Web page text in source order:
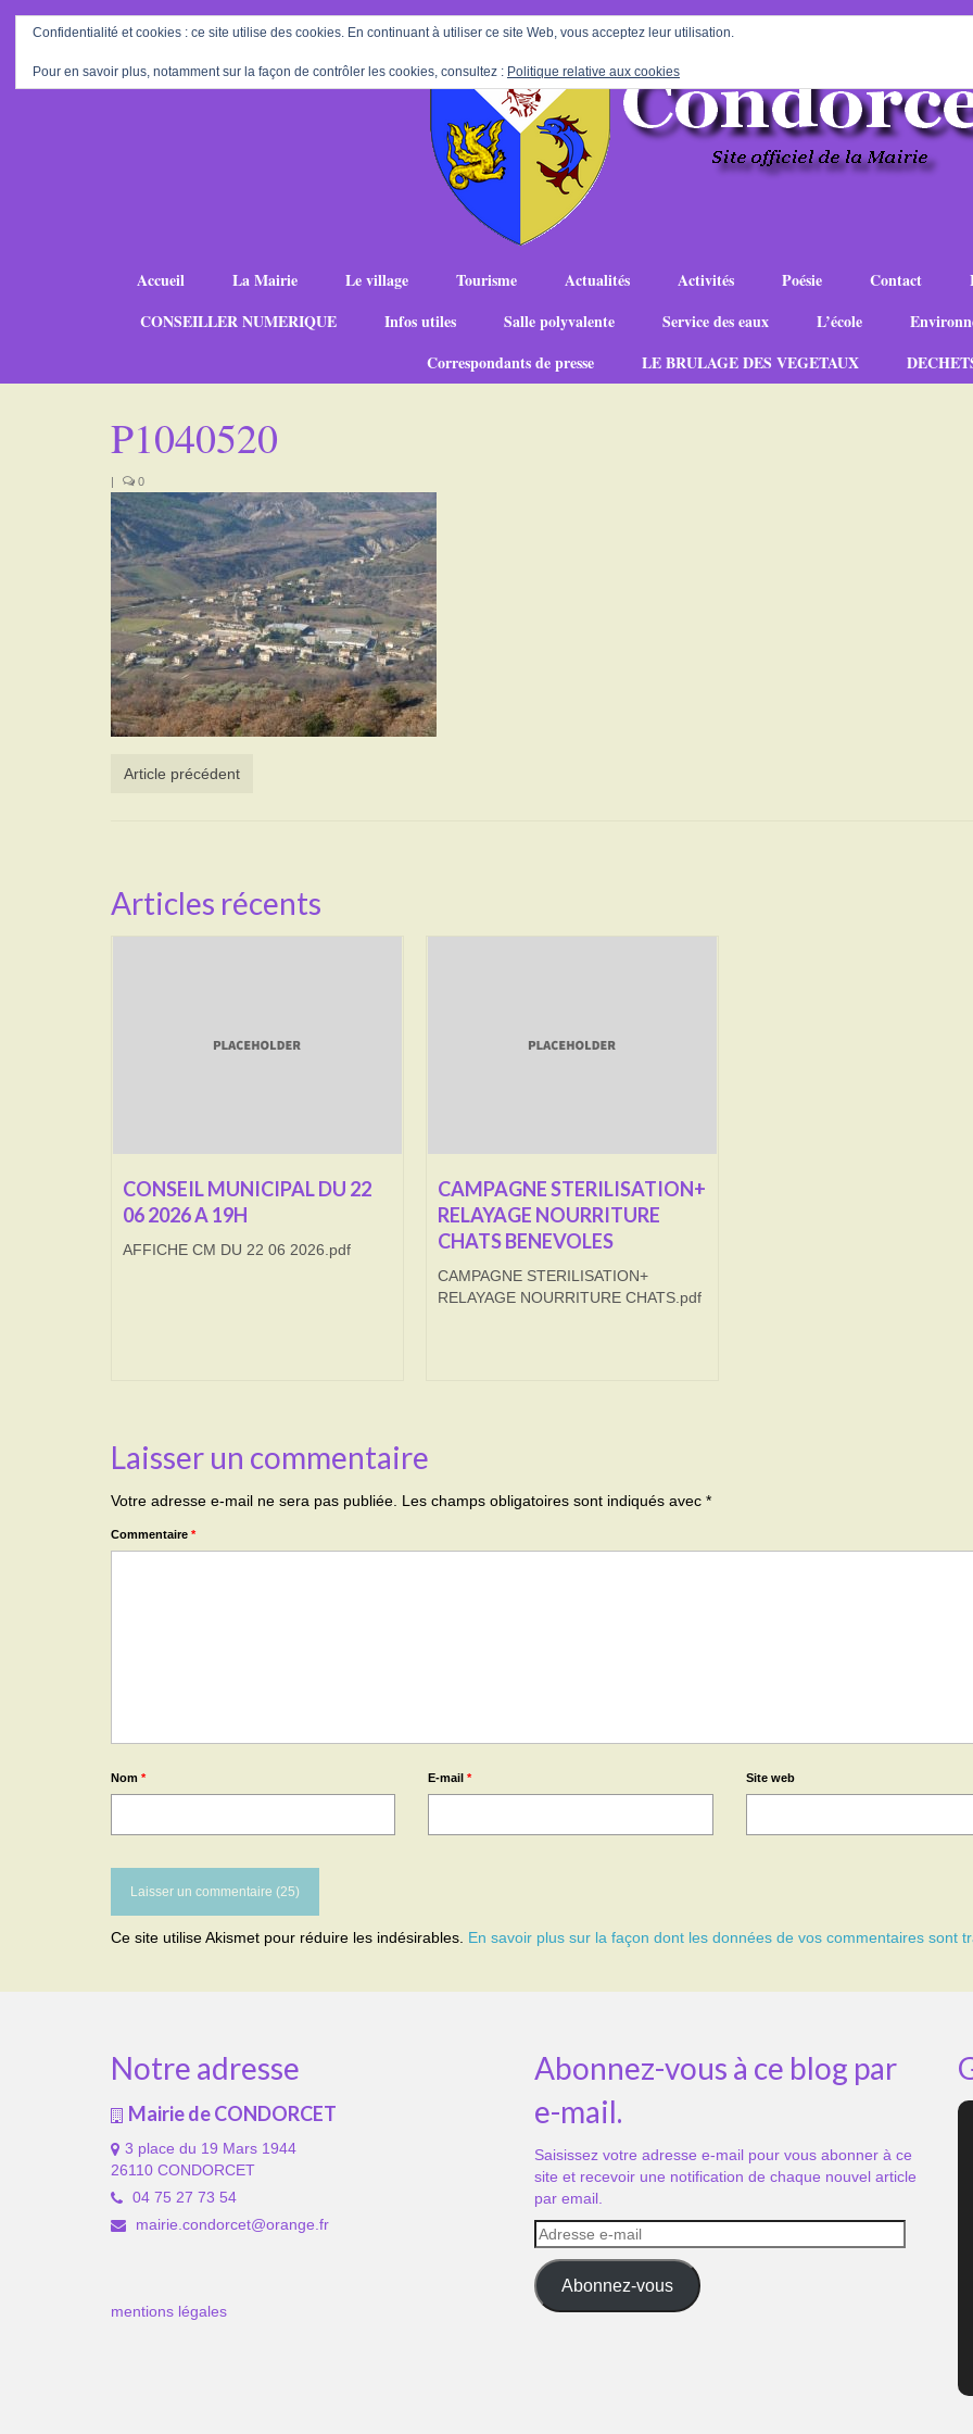
Accueil La Mairie Le village Tourisme Actualités Activités Poésie Contact
CONSEILLER NUMERIQUE
Infos utiles Salle polyvalente Service des eaux L’école
Correspondants de presse
LE BRULAGE DES VEGETAUX
P1040520
| 0
Article précédent
Articles récents
CONSEIL MUNICIPAL DU 22
06 2026 A 19H
AFFICHE CM DU 22 06 2026.pdf
CAMPAGNE STERILISATION+
RELAYAGE NOURRITURE
CHATS BENEVOLES
CAMPAGNE STERILISATION+
RELAYAGE NOURRITURE CHATS.pdf
Laisser un commentaire
Votre adresse e-mail ne sera pas publiée. Les champs obligatoires sont indiqués avec *
Commentaire *
Nom * E-mail* Site web
Ce site utilise Akismet pour réduire les indésirables. En savoir plus sur la façon dont les données de vos commentaires sont
Notre adresse
Mairie de CONDORCET
3 place du 19 Mars 1944
26110 CONDORCET
04 75 27 73 54
mairie.condorcet@orange.fr
mentions légales
Abonnez-vous à ce blog par
e-mail.
Saisissez votre adresse e-mail pour vous abonner à ce
site et recevoir une notification de chaque nouvel article
par email.
Adresse
e-
mail
Abonnez-vous
Confidentialité et cookies : ce site utilise des cookies. En continuant à utiliser ce site Web, vous acceptez leur utilisation.
Pour en savoir plus, notamment sur la façon de contrôler les cookies, consultez : Politique relative aux cookies